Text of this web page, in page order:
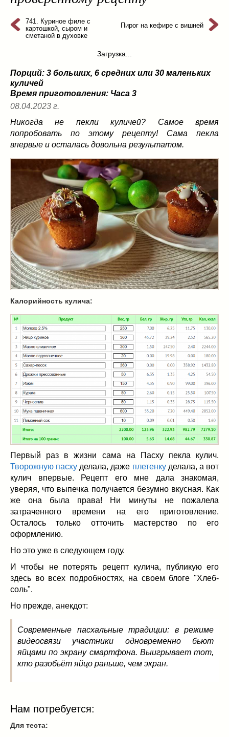
из слоеного теста (8)
на пикник(13)
ни то, ни се(3)
сладкие блюда(9)
супы(99)
борщ
солянка(4)
суп-пюре(10)
холодные супы(22)
тушеное(42)
Вкусные враги фигуры…(44)
десерты(2)
Масленица(17)
пироги
(8)
рецепты теста
торты(12)
без выпечки(5)
хворост(1)
Вкусные полезности(41)
вареное(0)
жареное(3)
запекаем(11)
напитки(1)
разное(6)
рыбные блюда(4)
салаты(11)
соусы(1)
Супы(1)
тушеное(3)
Заначка на зиму!
(29)
Напитки(3)
Овощные заготовки(11)
Сладкие заготовки(10)
Поговорим о(19)
конкурсы
продуктах (2)
разном(9)
Постные рецепты(8)
Праздничные блюда
8 марта(1)
мужские даты
(1)
Новогоднее меню
Пасха(7)
741. Куриное филе с
картошкой, сыром и
сметаной в духовке
Пирог на кефире с вишней
Загрузка...
Порций: 3 больших, 6 средних или 30 маленьких
куличей
Время приготовления: Часа 3
08.04.2023 г.
Никогда не пекли куличей? Самое время
попробовать по этому рецепту! Сама пекла
впервые и осталась довольна результатом.
Калорийность кулича:
Первый раз в жизни сама на Пасху пекла кулич.
Творожную пасху делала, даже плетенкуделала, а вот
кулич впервые. Рецепт его мне дала знакомая,
уверяя, что выпечка получается безумно вкусная. Как
же она была права! Ни минуты не пожалела
затраченного времени на его приготовление.
Осталось только отточить мастерство по его
оформлению.
Но это уже в следующем году.
И чтобы не потерять рецепт кулича, публикую его
здесь во всех подробностях, на своем блоге "Хлеб-
соль".
Но прежде, анекдот:
Современные пасхальные традиции: в режиме
видеосвязи участники одновременно бьют
яйцами по экрану смартфона. Выигрывает тот,
кто разобьёт яйцо раньше, чем экран.
Нам потребуется:
Для теста: